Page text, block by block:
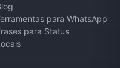
para WhatsApp
para Status